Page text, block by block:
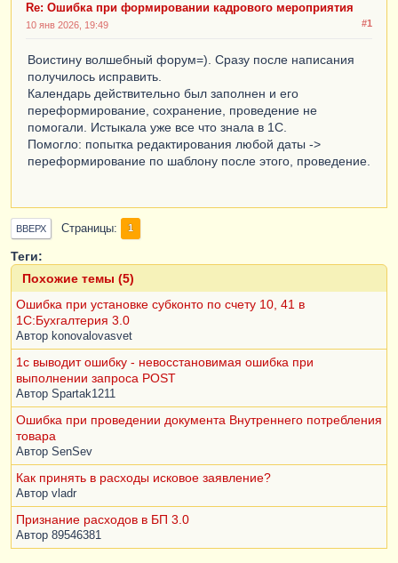
Re: Ошибка при формировании кадрового мероприятия
#1
10 янв 2026, 19:49
Воистину волшебный форум=). Сразу после написания
получилось исправить.
Календарь действительно был заполнен и его
переформирование, сохранение, проведение не
помогали. Истыкала уже все что знала в 1С.
Помогло: попытка редактирования любой даты ->
переформирование по шаблону после этого, проведение.
ВВЕРХ Страницы 1
Теги:
Похожие темы (5)
Ошибка при установке субконто по счету 10, 41 в
1С:Бухгалтерия 3.0
Автор konovalovasvet
1c выводит ошибку - невосстановимая ошибка при
выполнении запроса POST
Автор Spartak1211
Ошибка при проведении документа Внутреннего потребления
товара
Автор SenSev
Как принять в расходы исковое заявление?
Автор vladr
Признание расходов в БП 3.0
Автор 89546381